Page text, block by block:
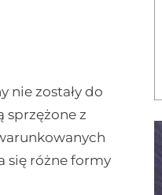
nie zostały do
sprzężone z
się różne formy